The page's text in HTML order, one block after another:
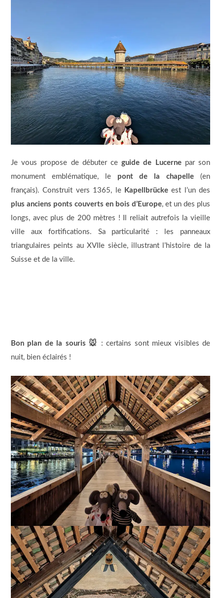
Je vous propose de débuter ceguide de Lucernepar son
monument emblématique, le pont de la chapelle (en
français). Construit vers 1365, le Kapellbrückeest l’un des
plus anciens ponts couverts en bois d’Europe, et un des plus
longs, avec plus de 200 mètres ! Il reliait autrefois la vieille
ville aux fortifications. Sa particularité : les panneaux
triangulaires peints au XVIIe siècle, illustrant l’histoire de la
Suisse et de la ville.
Bon plan de la souris 🐭
: certains sont mieux visibles de
nuit, bien éclairés !